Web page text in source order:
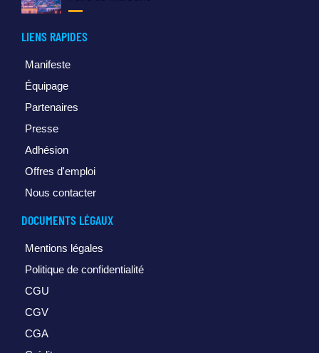
LIENS RAPIDES
Manifeste
Équipage
Partenaires
Presse
Adhésion
Offres d'emploi
Nous contacter
DOCUMENTS LÉGAUX
Mentions légales
Politique de confidentialité
CGU
CGV
CGA